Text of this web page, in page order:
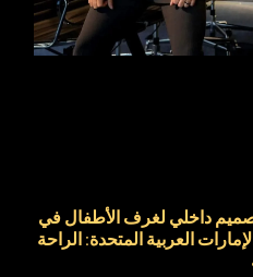
داخلي لغرف الأطفال في
العربية المتحدة: الراحة